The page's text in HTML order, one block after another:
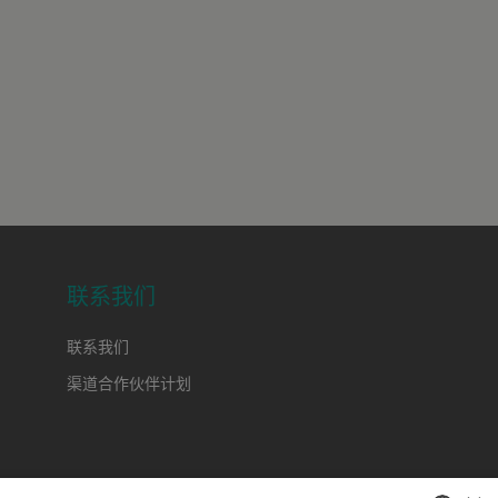
联系我们
联系我们
渠道合作伙伴计划